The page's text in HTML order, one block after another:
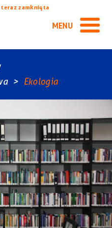
zamknięta
MENU
Ekologia